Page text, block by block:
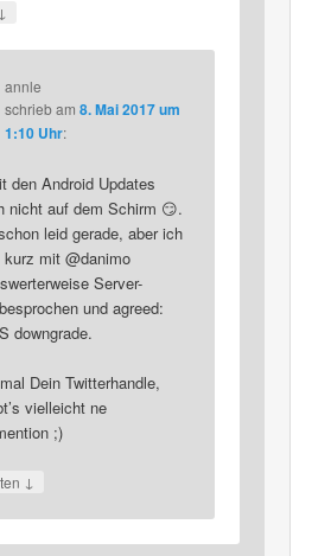
↓
annle
schriebam 8. Mai 2017 um
1:10 Uhr:
den Android Updates
nicht auf dem Schirm 😏.
leid gerade, aber ich
kurz mit @danimo
Server-
und agreed:
downgrade.
Dein Twitterhandle,
vielleicht ne
;)
↓